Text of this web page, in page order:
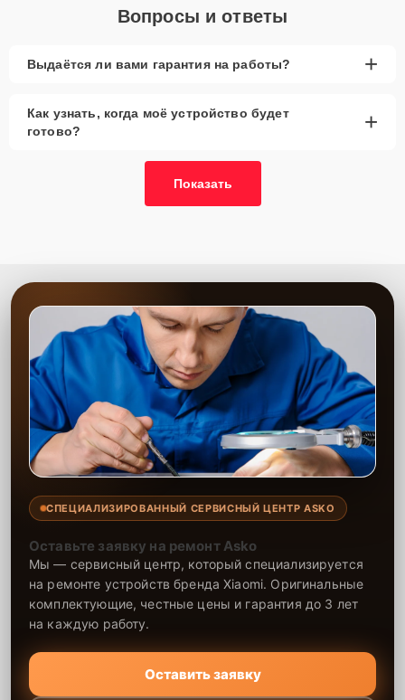
Вопросы и ответы
Выдаётся ли вами гарантия на работы? +
Как узнать, когда моё устройство будет
готово?
+
Показать
СПЕЦИАЛИЗИРОВАННЫЙ СЕРВИСНЫЙ ЦЕНТР ASKO
Оставьте заявку на ремонт Asko
Мы — сервисный центр, который специализируется
на ремонте устройств бренда Xiaomi. Оригинальные
комплектующие, честные цены и гарантия до 3 лет
на каждую работу.
Оставить заявку